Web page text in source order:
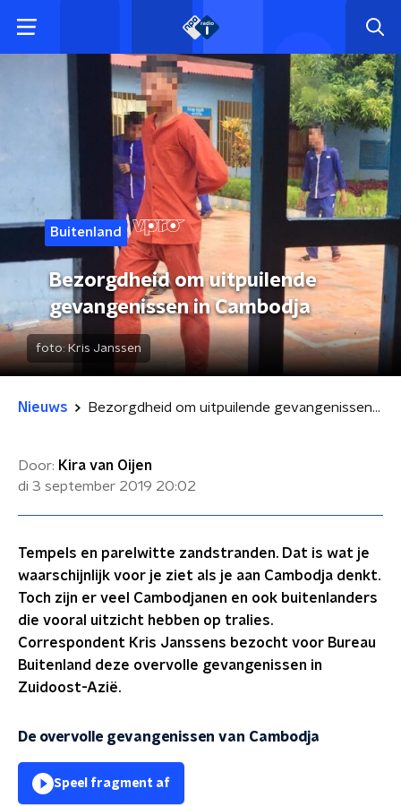
Buitenland
Bezorgdheid om uitpuilende
gevangenissen in Cambodja
foto: Kris Janssen
Nieuws Bezorgdheid om uitpuilende gevangenissen in Cambodja
Door: Kira van Oijen
di 3 september 2019 20:02
Tempels en parelwitte zandstranden. Dat is wat je
waarschijnlijk voor je ziet als je aan Cambodja denkt.
Toch zijn er veel Cambodjanen en ook buitenlanders
die vooral uitzicht hebben op tralies.
Correspondent Kris Janssens bezocht voor Bureau
Buitenland deze overvolle gevangenissen in
Zuidoost-Azië.
De overvolle gevangenissen van Cambodja
Speel fragment af